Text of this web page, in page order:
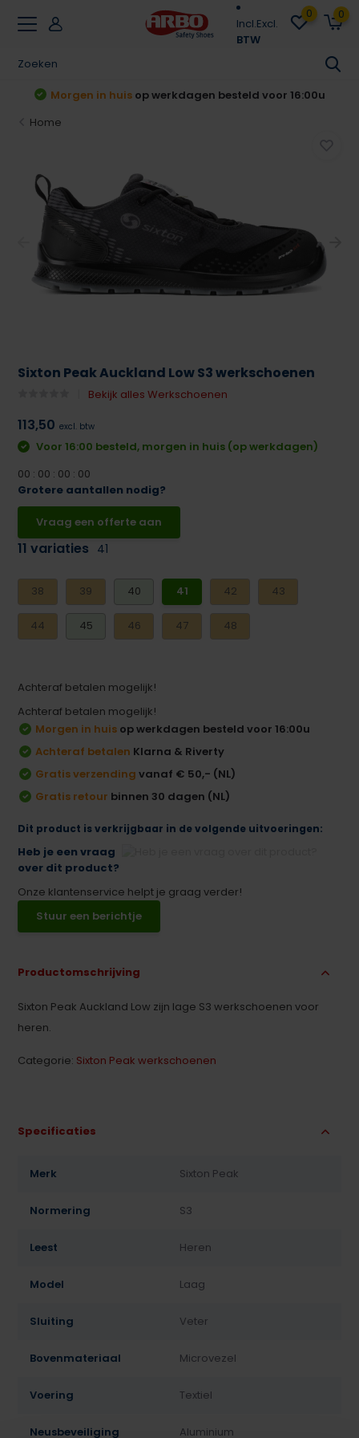
Incl.Excl.
BTW
0 0
Morgen in huis op werkdagen besteld voor 16:00u
Home
Sixton Peak Auckland Low S3 werkschoenen
Bekijk alles Werkschoenen
113,50 excl. btw
Voor 16:00 besteld, morgen in huis (op werkdagen)
00 : 00 : 00 : 00
Grotere aantallen nodig?
Vraag een offerte aan
11 variaties 41
38 39 40 41 42 43
44 45 46 47 48
Achteraf betalen mogelijk!
Achteraf betalen mogelijk!
Morgen in huis op werkdagen besteld voor 16:00u
Achteraf betalen Klarna & Riverty
Gratis verzending vanaf € 50,- (NL)
Gratis retour binnen 30 dagen (NL)
Dit product is verkrijgbaar in de volgende uitvoeringen:
Heb je een vraag
over dit product?
Onze klantenservice helpt je graag verder!
Stuur een berichtje
Productomschrijving
Sixton Peak Auckland Low zijn lage S3 werkschoenen voor
heren.
Categorie: Sixton Peak werkschoenen
Specificaties
Merk Sixton Peak
Normering S3
Leest Heren
Model Laag
Sluiting Veter
Bovenmateriaal Microvezel
Voering Textiel
Neusbeveiliging Aluminium